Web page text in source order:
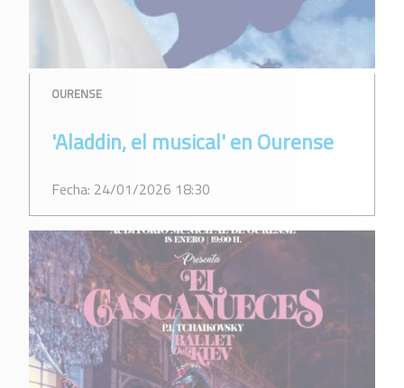
OURENSE
'Aladdin, el musical' en Ourense
Fecha: 24/01/2026 18:30